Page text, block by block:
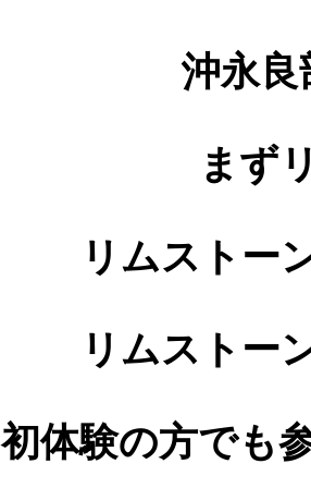
沖永良
まず
リムストー
リムストー
初体験の方でも